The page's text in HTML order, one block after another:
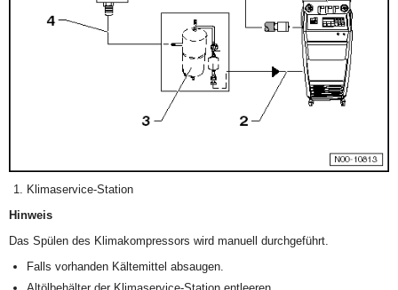
Klimaservice-Station
Hinweis
Das Spülen des Klimakompressors wird manuell durchgeführt.
Falls vorhanden Kältemittel absaugen.